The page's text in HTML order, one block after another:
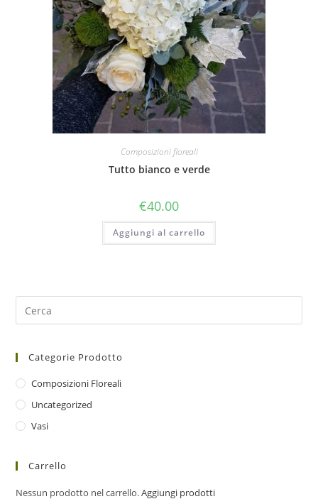
Composizioni floreali
Tutto bianco e verde
€40.00
Aggiungi al carrello
Categorie Prodotto
Composizioni Floreali
Uncategorized
Vasi
Carrello
Nessun prodotto nel carrello.Aggiungi prodotti